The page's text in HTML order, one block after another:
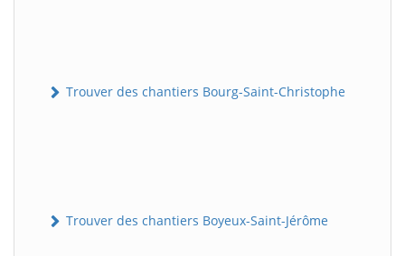
Trouver des chantiers Bourg-Saint-Christophe
Trouver des chantiers Boyeux-Saint-Jérôme